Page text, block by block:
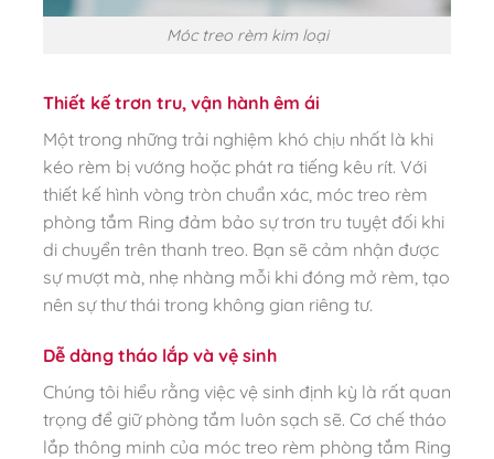
Móc treo rèm kim loại
Thiết kế trơn tru, vận hành êm ái
Một trong những trải nghiệm khó chịu nhất là khi
kéo rèm bị vướng hoặc phát ra tiếng kêu rít. Với
thiết kế hình vòng tròn chuẩn xác, móc treo rèm
phòng tắm Ring đảm bảo sự trơn tru tuyệt đối khi
di chuyển trên thanh treo. Bạn sẽ cảm nhận được
sự mượt mà, nhẹ nhàng mỗi khi đóng mở rèm, tạo
nên sự thư thái trong không gian riêng tư.
Dễ dàng tháo lắp và vệ sinh
Chúng tôi hiểu rằng việc vệ sinh định kỳ là rất quan
trọng để giữ phòng tắm luôn sạch sẽ. Cơ chế tháo
lắp thông minh của móc treo rèm phòng tắm Ring